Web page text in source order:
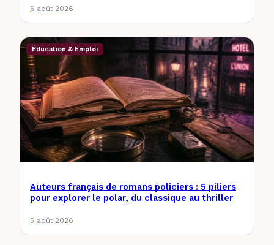
5 août 2026
Éducation & Emploi
Auteurs français de romans policiers : 5 piliers
pour explorer le polar, du classique au thriller
5 août 2026